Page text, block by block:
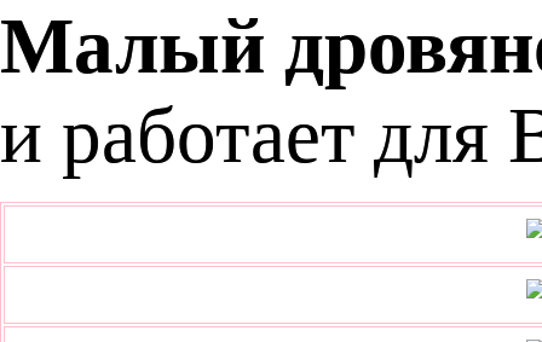
Малый
и работает для